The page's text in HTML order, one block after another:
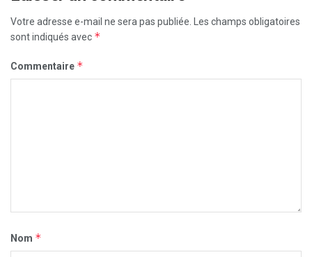
Votre adresse e-mail ne sera pas publiée.
Les champs obligatoires
sont indiqués avec *
Commentaire *
Nom *